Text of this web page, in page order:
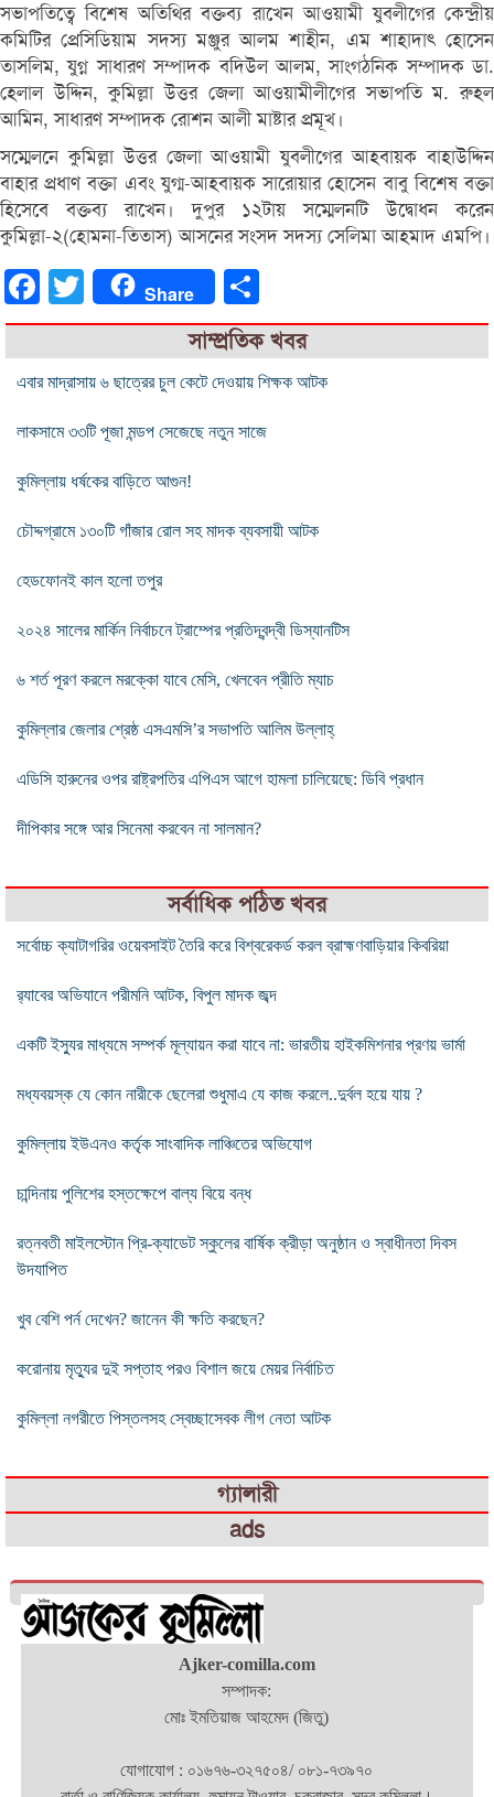
সভাপতিত্বে বিশেষ অতিথির বক্তব্য রাখেন আওয়ামী যুবলীগের কেন্দ্রীয়
কমিটির প্রেসিডিয়াম সদস্য মঞ্জুর আলম শাহীন, এম শাহাদাৎ হোসেন
তাসলিম, যুগ্ন সাধারণ সম্পাদক বদিউল আলম, সাংগঠনিক সম্পাদক ডা.
হেলাল উদ্দিন, কুমিল্লা উত্তর জেলা আওয়ামীলীগের সভাপতি ম. রুহল
আমিন, সাধারণ সম্পাদক রোশন আলী মাষ্টার প্রমূখ।
সম্মেলনে কুমিল্লা উত্তর জেলা আওয়ামী যুবলীগের আহবায়ক বাহাউদ্দিন
বাহার প্রধাণ বক্তা এবং যুগ্ম-আহবায়ক সারোয়ার হোসেন বাবু বিশেষ বক্তা
হিসেবে বক্তব্য রাখেন। দুপুর ১২টায় সম্মেলনটি উদ্বোধন করেন
কুমিল্লা-২(হোমনা-তিতাস) আসনের সংসদ সদস্য সেলিমা আহমাদ এমপি।
FacebookTwitter Share
সাম্প্রতিক খবর
এবার মাদ্রাসায় ৬ ছাত্রের চুল কেটে দেওয়ায় শিক্ষক আটক
লাকসামে ৩৩টি পূজা মন্ডপ সেজেছে নতুন সাজে
কুমিল্লায় ধর্ষকের বাড়িতে আগুন!
চৌদ্দগ্রামে ১৩০টি গাঁজার রোল সহ মাদক ব্যবসায়ী আটক
হেডফোনই কাল হলো তপুর
২০২৪ সালের মার্কিন নির্বাচনে ট্রাম্পের প্রতিদ্বন্দ্বী ডিস্যানটিস
৬ শর্ত পূরণ করলে মরক্কো যাবে মেসি, খেলবেন প্রীতি ম্যাচ
কুমিল্লার জেলার শ্রেষ্ঠ এসএমসি’র সভাপতি আলিম উল্লাহ্‌
এডিসি হারুনের ওপর রাষ্ট্রপতির এপিএস আগে হামলা চালিয়েছে: ডিবি প্রধান
দীপিকার সঙ্গে আর সিনেমা করবেন না সালমান?
সর্বাধিক পঠিত খবর
সর্বোচ্চ ক্যাটাগরির ওয়েবসাইট তৈরি করে বিশ্বরেকর্ড করল ব্রাহ্মণবাড়িয়ার কিবরিয়া
র‌্যাবের অভিযানে পরীমনি আটক, বিপুল মাদক জব্দ
একটি ইস্যুর মাধ্যমে সম্পর্ক মূল্যায়ন করা যাবে না: ভারতীয় হাইকমিশনার প্রণয় ভার্মা
মধ্যবয়স্ক যে কোন নারীকে ছেলেরা শুধুমাএ যে কাজ করলে..দুর্বল হয়ে যায় ?
কুমিল্লায় ইউএনও কর্তৃক সাংবাদিক লাঞ্চিতের অভিযোগ
চান্দিনায় পুলিশের হস্তক্ষেপে বাল্য বিয়ে বন্ধ
রত্নবতী মাইলস্টোন প্রি-ক্যাডেট স্কুলের বার্ষিক ক্রীড়া অনুষ্ঠান ও স্বাধীনতা দিবস
উদযাপিত
খুব বেশি পর্ন দেখেন? জানেন কী ক্ষতি করছেন?
করোনায় মৃত্যুর দুই সপ্তাহ পরও বিশাল জয়ে মেয়র নির্বাচিত
কুমিল্লা নগরীতে পিস্তলসহ স্বেচ্ছাসেবক লীগ নেতা আটক
গ্যালারী
ads
Ajker-comilla.com
সম্পাদক:
মোঃ ইমতিয়াজ আহমেদ (জিতু)
যোগাযোগ : ০১৬৭৬-৩২৭৫০৪/ ০৮১-৭৩৯৭০